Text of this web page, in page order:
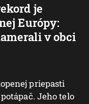
je
Európy:
v obci
priepasti
Jeho telo